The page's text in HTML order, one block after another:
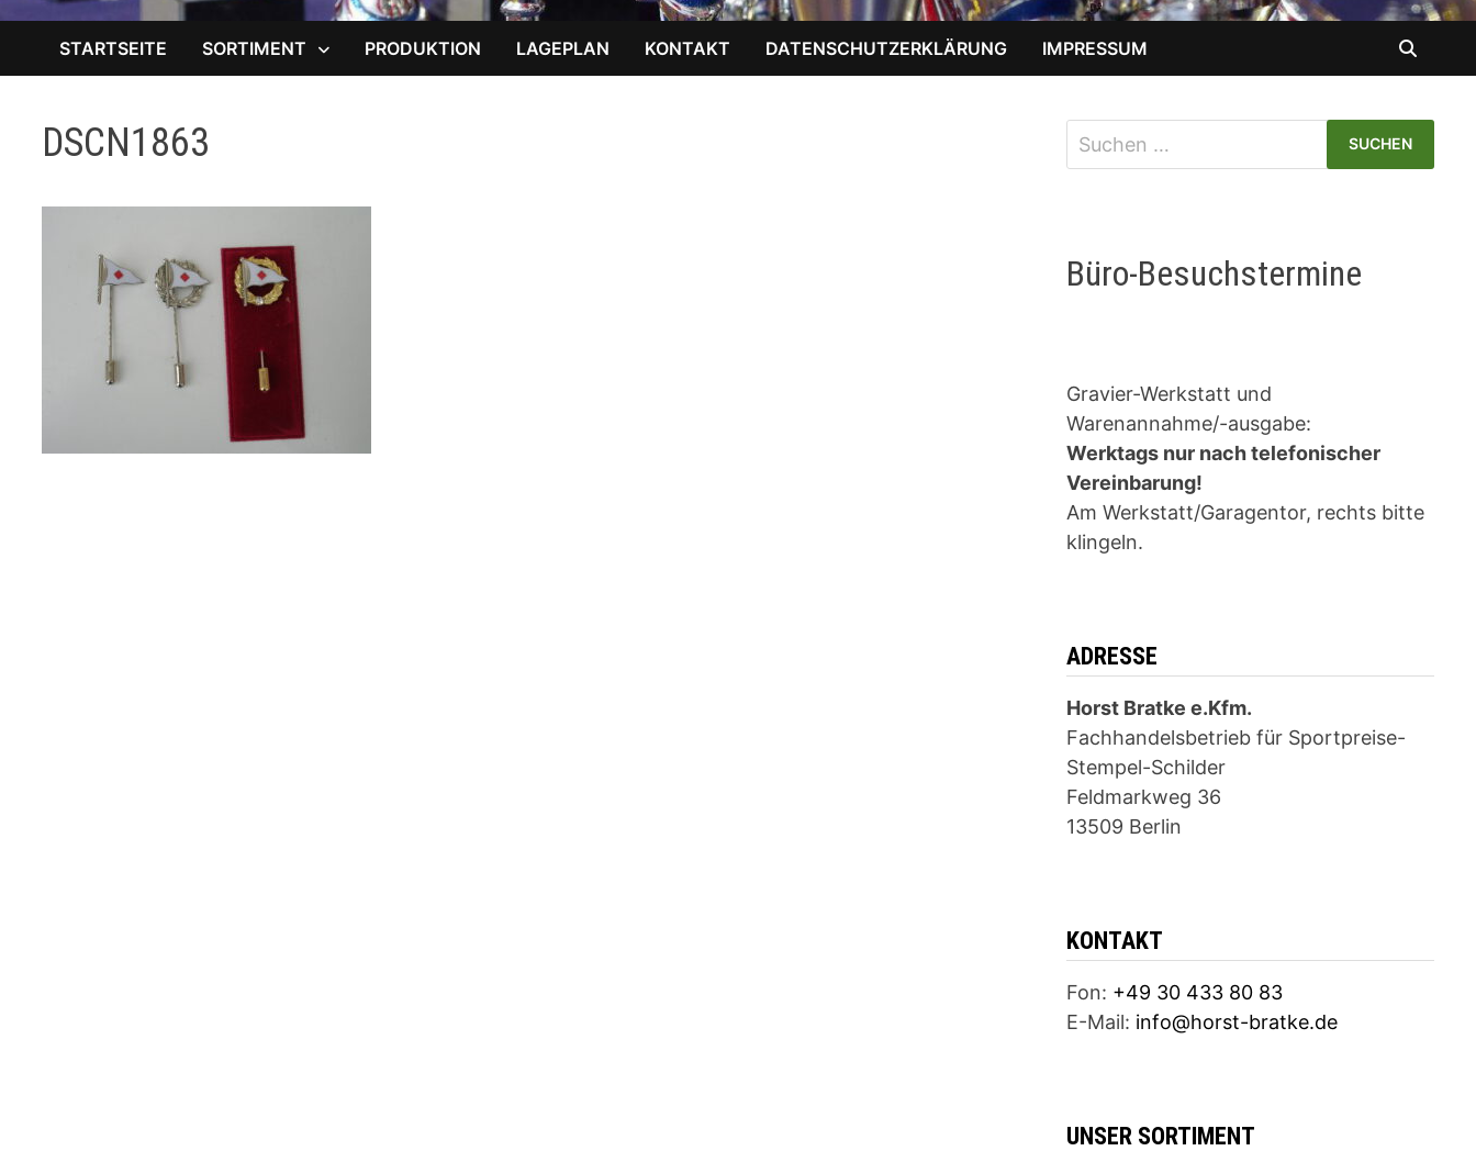
STARTSEITE SORTIMENT PRODUKTION LAGEPLAN KONTAKT DATENSCHUTZERKLÄRUNG IMPRESSUM
DSCN1863
Suchen
nach:
Büro-Besuchstermine
Gravier-Werkstatt und
Warenannahme/-ausgabe:
Werktags nur nach telefonischer
Vereinbarung!
Am Werkstatt/Garagentor, rechts bitte
klingeln.
ADRESSE
Horst Bratke e.Kfm.
Fachhandelsbetrieb für Sportpreise-
Stempel-Schilder
Feldmarkweg 36
13509 Berlin
KONTAKT
Fon: +49 30 433 80 83
E-Mail: info@horst-bratke.de
UNSER SORTIMENT